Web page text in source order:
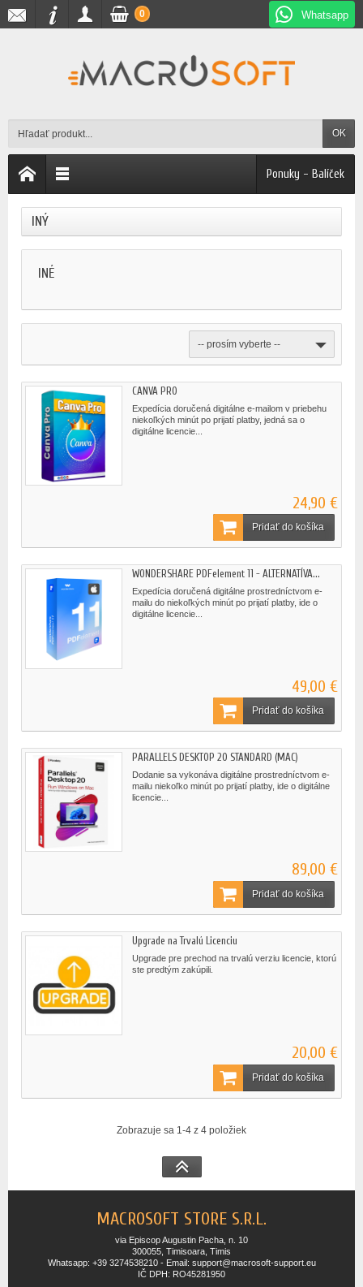
Whatsapp
OK
0
Ponuky - Balíček
INÝ
INÉ
-- prosím vyberte --
CANVA PRO
Expedícia doručená digitálne e-mailom v priebehu
niekoľkých minút po prijatí platby, jedná sa o
digitálne licencie...
24,90 €
Pridať do košíka
WONDERSHARE PDFelement 11 - ALTERNATÍVA...
Expedícia doručená digitálne prostredníctvom e-
mailu do niekoľkých minút po prijatí platby, ide o
digitálne licencie...
49,00 €
Pridať do košíka
PARALLELS DESKTOP 20 STANDARD (MAC)
Dodanie sa vykonáva digitálne prostredníctvom e-
mailu niekoľko minút po prijatí platby, ide o digitálne
licencie...
89,00 €
Pridať do košíka
Upgrade na Trvalú Licenciu
Upgrade pre prechod na trvalú verziu licencie, ktorú
ste predtým zakúpili.
20,00 €
Pridať do košíka
Zobrazuje sa 1-4 z 4 položiek
MACROSOFT STORE S.R.L.
via Episcop Augustin Pacha, n. 10
300055, Timisoara, Timis
Whatsapp: +39 3274538210 - Email: support@macrosoft-support.eu
IČ DPH: RO45281950